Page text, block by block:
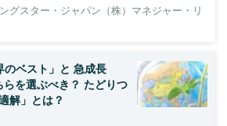
グスター・ジャパン（株）マネジャー・リ
のベスト」と 急成長
らを選ぶべき？ たどりつ
解」とは？